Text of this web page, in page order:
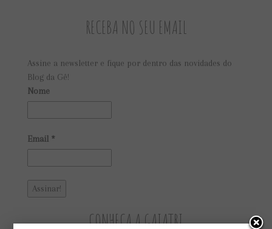
RECEBA NO SEU EMAIL
Assine a newsletter e fique por dentro das novidades do
Blog da Gê!
Nome
Email *
CONHEÇA A GAIATRI